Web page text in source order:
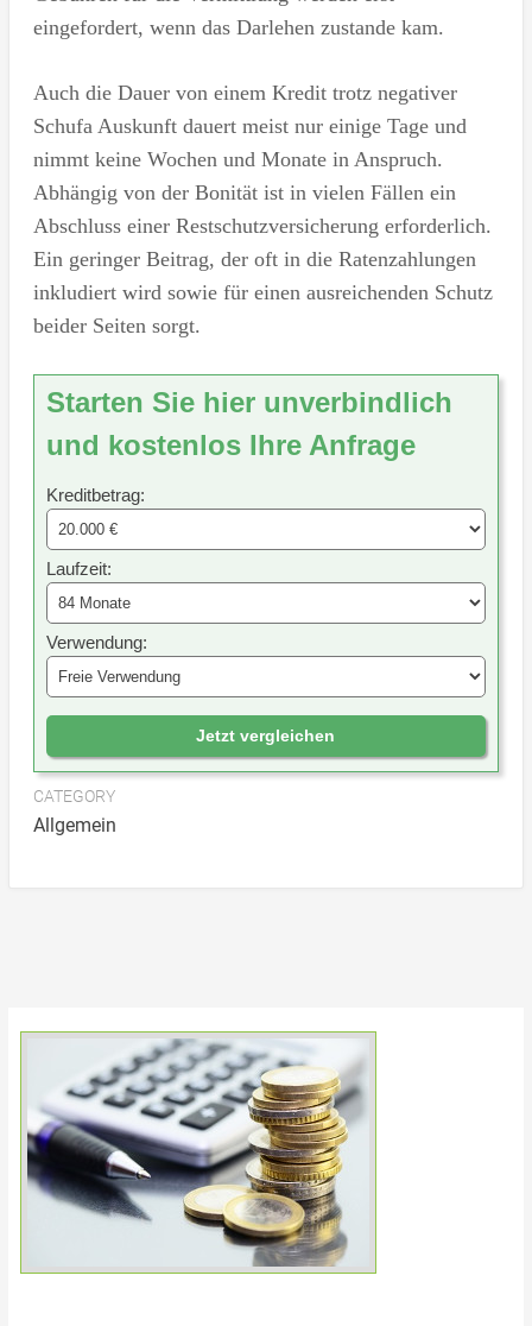
eingefordert, wenn das Darlehen zustande kam.
Auch die Dauer von einem Kredit trotz negativer
Schufa Auskunft dauert meist nur einige Tage und
nimmt keine Wochen und Monate in Anspruch.
Abhängig von der Bonität ist in vielen Fällen ein
Abschluss einer Restschutzversicherung erforderlich.
Ein geringer Beitrag, der oft in die Ratenzahlungen
inkludiert wird sowie für einen ausreichenden Schutz
beider Seiten sorgt.
Starten Sie hier unverbindlich
und kostenlos Ihre Anfrage
Kreditbetrag:
Laufzeit:
Verwendung:
Jetzt vergleichen
CATEGORY
Allgemein